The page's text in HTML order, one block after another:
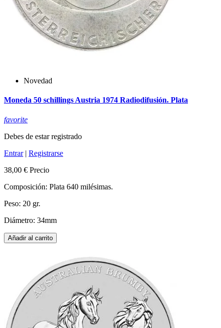
Novedad
Moneda 50 schillings Austria 1974 Radiodifusión. Plata
favorite
Debes de estar registrado
Entrar| Registrarse
38,00 € Precio
Composición: Plata 640 milésimas.
Peso: 20 gr.
Diámetro: 34mm
Añadir al carrito